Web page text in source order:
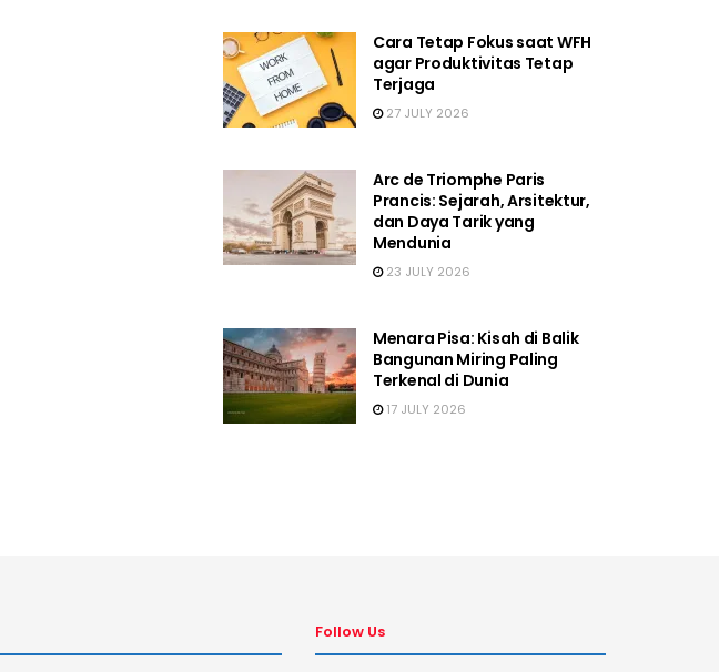
Cara Tetap Fokus saat WFH
agar Produktivitas Tetap
Terjaga
27 JULY 2026
Arc de Triomphe Paris
Prancis: Sejarah, Arsitektur,
dan Daya Tarik yang
Mendunia
23 JULY 2026
Menara Pisa: Kisah di Balik
Bangunan Miring Paling
Terkenal di Dunia
17 JULY 2026
Follow Us